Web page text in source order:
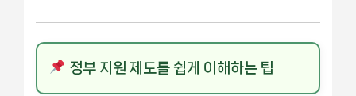
정부 지원 제도를 쉽게 이해하는 팁